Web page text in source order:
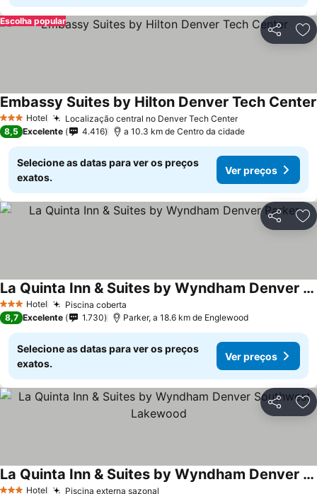
Partilhar
Escolha popular
3 EstrelasHotel Localização central no Denver Tech Center
Embassy Suites by Hilton Denver Tech Center
8,5 Excelente 4.416 a 10.3 km de Centro da cidade
Selecione as datas para ver os preços
exatos.
Ver preços
Partilhar
3 EstrelasHotel Piscina coberta
La Quinta Inn & Suites by Wyndham Denver Parker
8,7 Excelente 1.730 Parker, a 18.6 km de Englewood
Selecione as datas para ver os preços
exatos.
Ver preços
Partilhar
Hotel Piscina externa sazonal
La Quinta Inn & Suites by Wyndham Denver Southwest Lakewood